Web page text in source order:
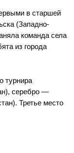
в старшей
(Западно-
команда села
из города
турнира
серебро —
Третье место